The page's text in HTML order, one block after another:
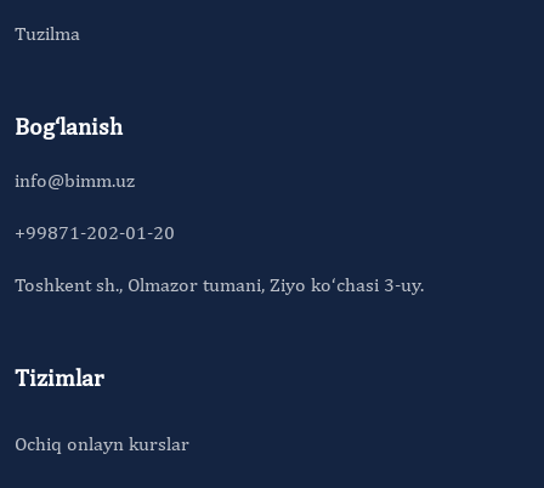
Tuzilma
Bog‘lanish
info@bimm.uz
+99871-202-01-20
Toshkent sh., Olmazor tumani, Ziyo ko‘chasi 3-uy.
Tizimlar
Ochiq onlayn kurslar